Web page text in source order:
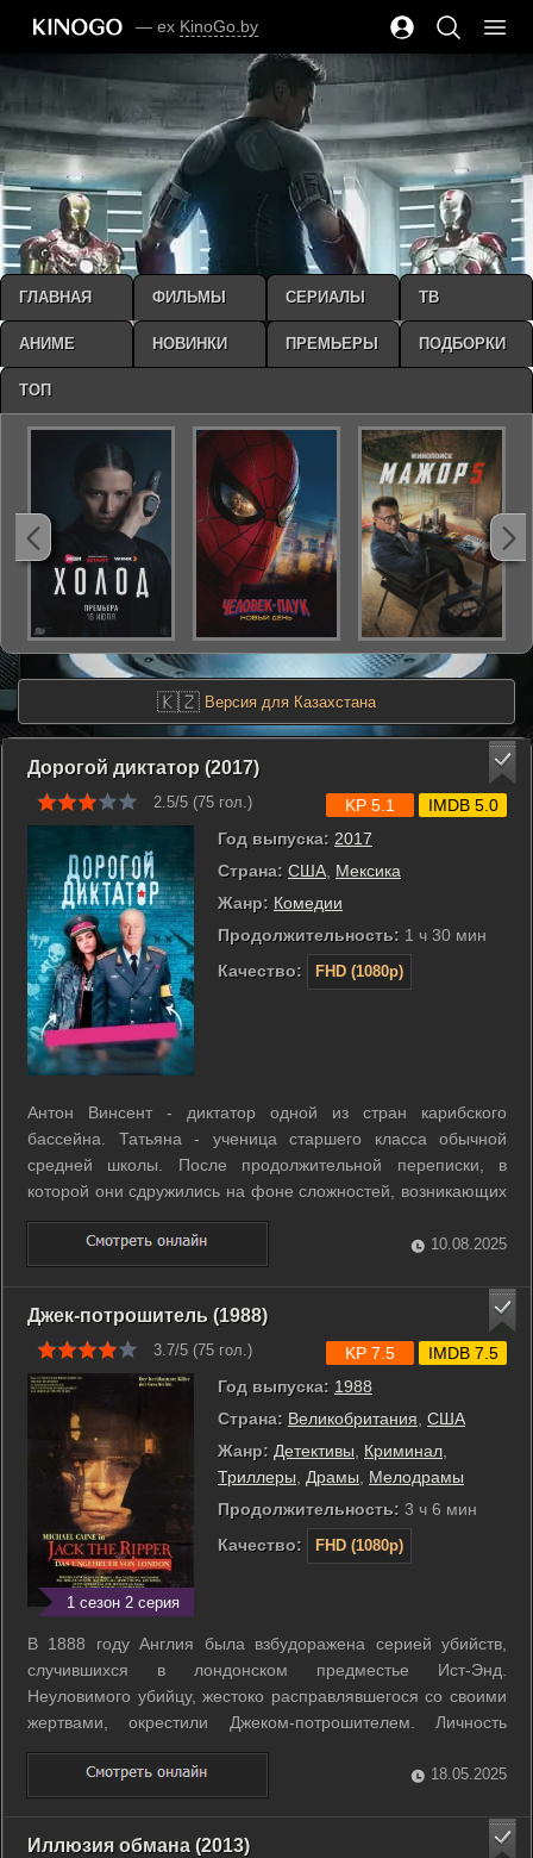
— ex KinoGo.by
🇰🇿 Версия для Казахстана
Дорогой диктатор (2017)
2.5/5 (75 гол.)
Год выпуска: 2017
Страна: США Мексика
Жанр: Комедии
Продолжительность: 1 ч 30 мин
Качество:
FHD (1080p)
KP 5.1 IMDB 5.0
Антон Винсент - диктатор одной из стран карибского
бассейна. Татьяна - ученица старшего класса обычной
средней школы. После продолжительной переписки, в
которой они сдружились на фоне сложностей, возникающих
у каждого из них, диктатор решил найти убежище в Америке
и приехать к Татьяне. В конечном итоге он обучает
мятежную в душе девушку, как ...
10.08.2025
Джек-потрошитель (1988)
3.7/5 (75 гол.)
1 сезон 2 серия
Год выпуска: 1988
Страна: Великобритания США
Жанр: Детективы Криминал
Триллеры
Драмы
Мелодрамы
Продолжительность: 3 ч 6 мин
Качество:
FHD (1080p)
KP 7.5 IMDB 7.5
В 1888 году Англия была взбудоражена серией убийств,
случившихся в лондонском предместье Ист-Энд.
Неуловимого убийцу, жестоко расправлявшегося со своими
жертвами, окрестили Джеком-потрошителем. Личность
убийцы так и не была установлена. ...
18.05.2025
Иллюзия обмана (2013)
ГЛАВНАЯ ФИЛЬМЫ СЕРИАЛЫ ТВ
АНИМЕ НОВИНКИ ПРЕМЬЕРЫ ПОДБОРКИ
ТОП